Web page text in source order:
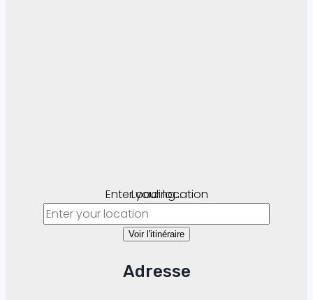
Loading...
Enter your location
Voir l'itinéraire
Adresse